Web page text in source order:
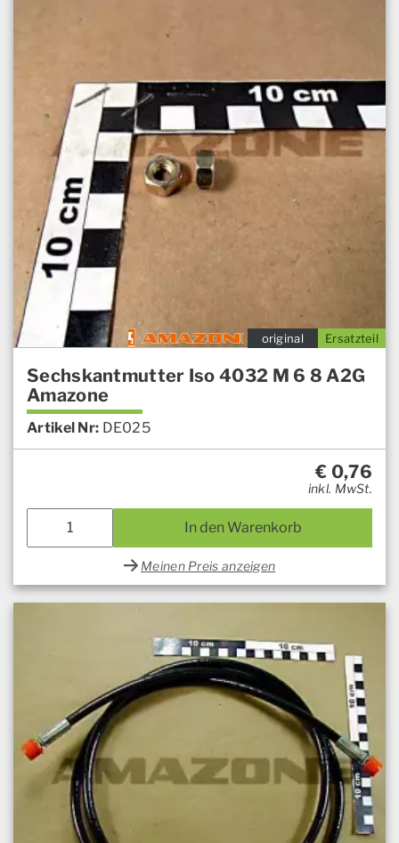
Ersatzteil
original
Sechskantmutter Iso 4032 M 6 8 A2G
Amazone
Artikel Nr: DE025
€ 0,76
inkl. MwSt.
In den Warenkorb
Meinen Preis anzeigen